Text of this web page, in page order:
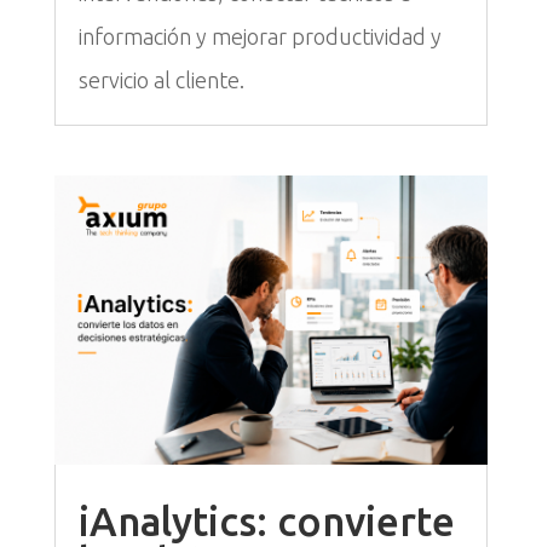
información y mejorar productividad y
servicio al cliente.
iAnalytics: convierte